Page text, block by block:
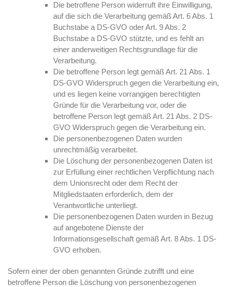
Die betroffene Person widerruft ihre Einwilligung,
auf die sich die Verarbeitung gemäß Art. 6 Abs. 1
Buchstabe a DS-GVO oder Art. 9 Abs. 2
Buchstabe a DS-GVO stützte, und es fehlt an
einer anderweitigen Rechtsgrundlage für die
Verarbeitung.
Die betroffene Person legt gemäß Art. 21 Abs. 1
DS-GVO Widerspruch gegen die Verarbeitung ein,
und es liegen keine vorrangigen berechtigten
Gründe für die Verarbeitung vor, oder die
betroffene Person legt gemäß Art. 21 Abs. 2 DS-
GVO Widerspruch gegen die Verarbeitung ein.
Die personenbezogenen Daten wurden
unrechtmäßig verarbeitet.
Die Löschung der personenbezogenen Daten ist
zur Erfüllung einer rechtlichen Verpflichtung nach
dem Unionsrecht oder dem Recht der
Mitgliedstaaten erforderlich, dem der
Verantwortliche unterliegt.
Die personenbezogenen Daten wurden in Bezug
auf angebotene Dienste der
Informationsgesellschaft gemäß Art. 8 Abs. 1 DS-
GVO erhoben.
Sofern einer der oben genannten Gründe zutrifft und eine
betroffene Person die Löschung von personenbezogenen